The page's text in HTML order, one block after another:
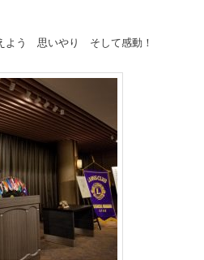
よう 思いやり そして感動！